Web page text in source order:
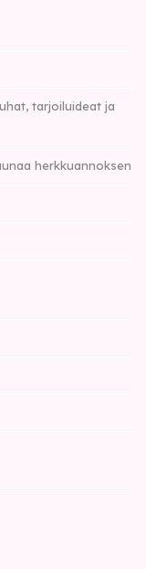
tarjoiluideat ja
herkkuannoksen